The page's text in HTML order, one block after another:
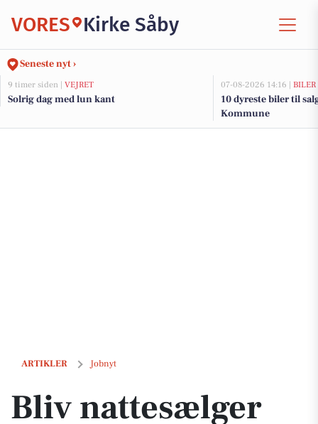
VORES Kirke Såby
Seneste nyt ›
9 timer siden | VEJRET
Solrig dag med lun kant
07-08-2026 14:16 | BILER
10 dyreste biler til
Kommune
ARTIKLER Jobnyt
Bliv nattesælger hos Circle K: Frihed, fleksibilitet og enestående
Bliv nattesælger